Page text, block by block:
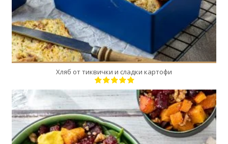
Хляб от тиквички и сладки картофи